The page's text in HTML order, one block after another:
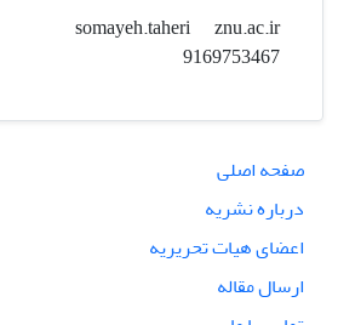
somayeh.taheri
znu.ac.ir
صفحه اصلی
درباره نشریه
اعضای هیات تحریریه
ارسال مقاله